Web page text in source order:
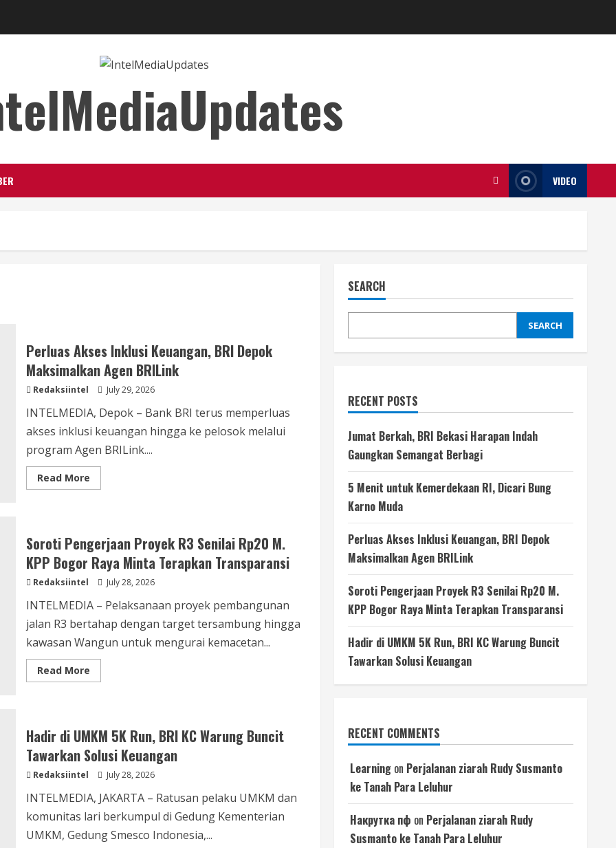
VIDEO
Perluas Akses Inklusi Keuangan, BRI Depok
Maksimalkan Agen BRILink
Redaksiintel July 29, 2026
INTELMEDIA, Depok – Bank BRI terus memperluas
akses inklusi keuangan hingga ke pelosok melalui
program Agen BRILink....
Read MoreRead
more
BRI
Depok
Maksimalkan
Agen
BRILink
Soroti Pengerjaan Proyek R3 Senilai Rp20 M.
KPP Bogor Raya Minta Terapkan Transparansi
Redaksiintel July 28, 2026
INTELMEDIA – Pelaksanaan proyek pembangunan
jalan R3 bertahap dengan target tersambung hingga
kawasan Wangun untuk mengurai kemacetan...
Read MoreRead
more
Senilai
Rp20
M.
KPP
Bogor
Minta
Terapkan
Transparansi
Hadir di UMKM 5K Run, BRI KC Warung Buncit
Tawarkan Solusi Keuangan
Redaksiintel July 28, 2026
INTELMEDIA, JAKARTA – Ratusan pelaku UMKM dan
komunitas lari berkumpul di Gedung Kementerian
UMKM, Gedung Smesco Indonesia,...
SEARCH
SEARCH
RECENT POSTS
Jumat Berkah, BRI Bekasi Harapan Indah
Gaungkan Semangat Berbagi
5 Menit untuk Kemerdekaan RI, Dicari Bung
Karno Muda
Perluas Akses Inklusi Keuangan, BRI Depok
Maksimalkan Agen BRILink
Soroti Pengerjaan Proyek R3 Senilai Rp20 M.
KPP Bogor Raya Minta Terapkan Transparansi
Hadir di UMKM 5K Run, BRI KC Warung Buncit
Tawarkan Solusi Keuangan
RECENT COMMENTS
Learning on Perjalanan ziarah Rudy Susmanto
ke Tanah Para Leluhur
Накрутка пф on Perjalanan ziarah Rudy
Susmanto ke Tanah Para Leluhur